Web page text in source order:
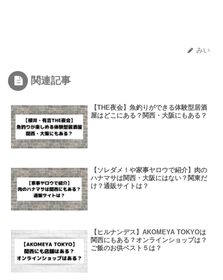
みい
関連記事
【THE夜会】魚釣りができる体験型居酒
屋はどこにある？関西・大阪にもある？
【ソレダメ！や家事ヤロウで紹介】肉の
ハナマサは関西・大阪にはない？関東だ
け？通販サイトは？
【ヒルナンデス】AKOMEYA TOKYOは
関西にもある？オンラインショップは？
ご飯のお供ベスト５は？